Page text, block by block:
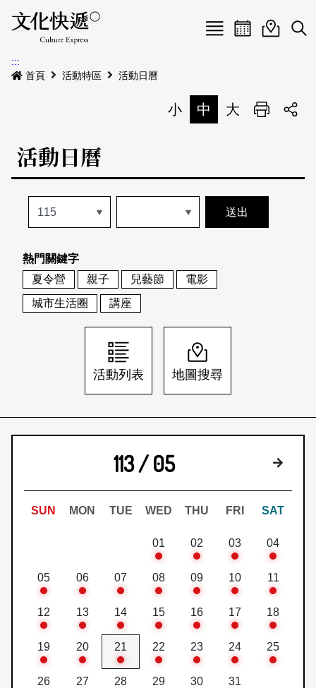
Menu
最新公告
本期專題
歷史專題
活動特區
活動列表
地圖搜尋
關於我們
關於我們
刊物索取地點
會員基本資料
刊登活動
網站導覽 English
日本語 登入/註冊
活動日曆活動地圖
展
:::
首頁
活動特區 活動日曆
小 中 大 列印
活動日曆
熱門關鍵字
夏令營
親子 兒藝節
電影
城市生活圈
講座
活動列表 地圖搜尋
113 / 05 下個月
SUN MON TUE WED THU FRI SAT
01 02 03 04
05 06 07 08 09 10 11
12 13 14 15 16 17 18
19 20 21 22 23 24 25
26 27 28 29 30 31